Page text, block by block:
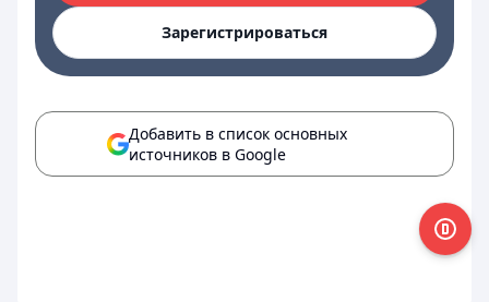
Зарегистрироваться
Добавить в список основных
источников в Google